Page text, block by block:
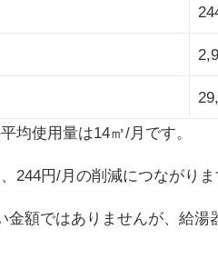
均使用量は14㎥/月です。
244円/月の削減につながりま
額ではありませんが、給